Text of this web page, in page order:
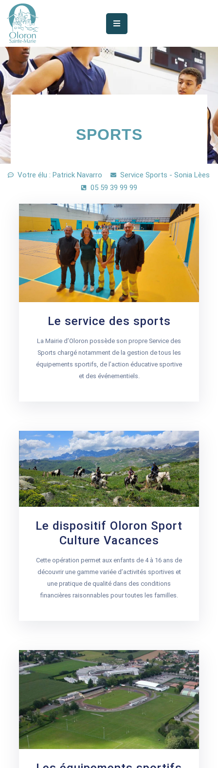
AUJOURD’HUI
À
OLORON
JE
SUIS
MES
SERVICES
VIE
MUNICIPALE
PARTICIPE
ACTUALITÉS
AGENDA
MES
SPORTS
Votre élu : Patrick Navarro
Service Sports - Sonia Lèes
05 59 39 99 99
Le service des sports
La Mairie d’Oloron possède son propre Service des
Sports chargé notamment de la gestion de tous les
équipements sportifs, de l’action éducative sportive
et des événementiels.
Le dispositif Oloron Sport
Culture Vacances
Cette opération permet aux enfants de 4 à 16 ans de
découvrir une gamme variée d’activités sportives et
une pratique de qualité dans des conditions
financières raisonnables pour toutes les familles.